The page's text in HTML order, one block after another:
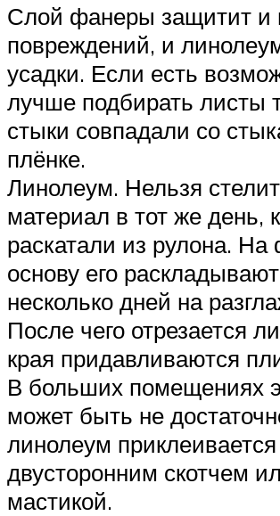
Слой фанеры защитит и
повреждений, и
усадки. Если есть
лучше подбирать листы
стыки совпадали со
плёнке.
Линолеум. Нельзя
материал в тот же день,
раскатали из рулона.
основу его
несколько дней на
После чего отрезается
края придавливаются
В больших помещениях
может быть не
линолеум
двусторонним скотчем
мастикой.